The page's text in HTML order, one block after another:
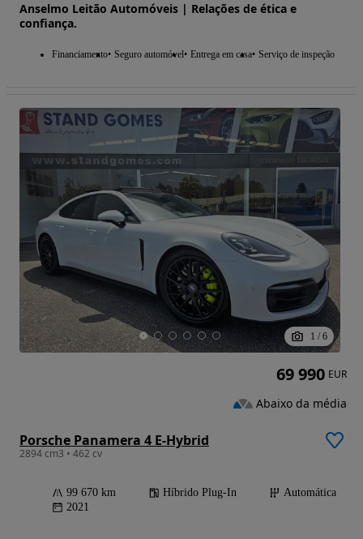
Anselmo Leitão Automóveis | Relações de ética e
confiança.
Financiamento Seguro automóvel Entrega em casa Serviço de inspeção
1 / 6
Porsche Panamera 4 E-Hybrid
2894 cm3 • 462 cv
99 670 km Híbrido Plug-In
Automática
2021
69 990 EUR
Abaixo da média